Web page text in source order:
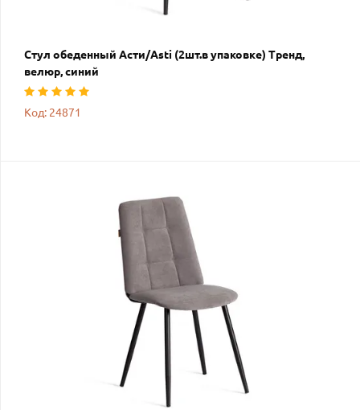
Стул обеденный Асти/Asti (2шт.в упаковке) Тренд,
велюр, синий
Код: 24871